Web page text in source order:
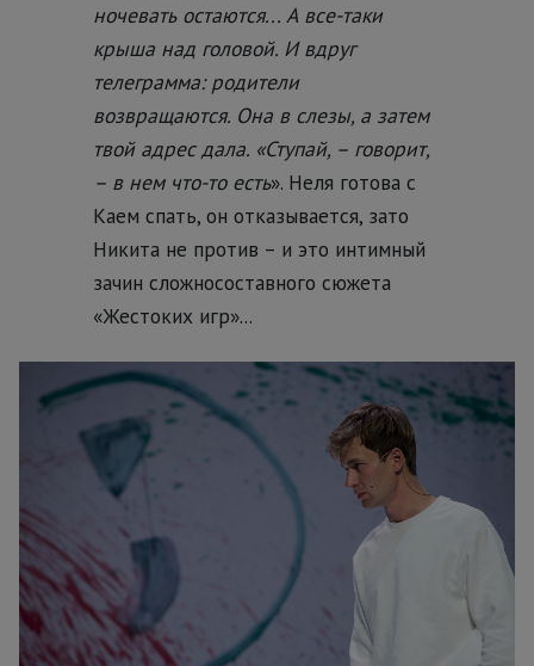
ночевать остаются... А все-таки
крыша над головой. И вдруг
телеграмма: родители
возвращаются. Она в слезы, а затем
твой адрес дала. «Ступай, – говорит,
– в нем что-то есть». Неля готова с
Каем спать, он отказывается, зато
Никита не против – и это интимный
зачин сложносоставного сюжета
«Жестоких игр»...